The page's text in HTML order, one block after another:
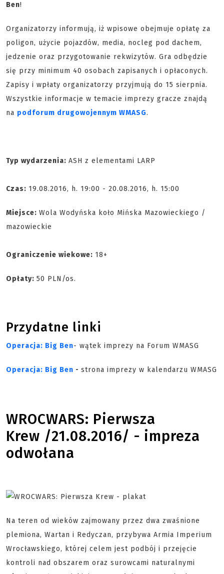
Ben!
Organizatorzy informują, iż wpisowe obejmuje opłatę za
poligon, użycie pojazdów, media, nocleg pod dachem,
jedzenie oraz przygotowanie rekwizytów. Gra odbędzie
się przy minimum 40 osobach zapisanych i opłaconych.
Zapisy i wpłaty organizatorzy przyjmują do 15 sierpnia.
Wszystkie informacje w temacie imprezy gracze znajdą
na podforum drugowojennym WMASG.
Typ wydarzenia: ASH z elementami LARP
Czas: 19.08.2016, h. 19:00 - 20.08.2016, h. 15:00
Miejsce: Wola Wodyńska koło Mińska Mazowieckiego /
mazowieckie
Ograniczenie wiekowe: 18+
Opłaty: 50 PLN/os.
Przydatne linki
Operacja: Big Ben- wątek imprezy na Forum WMASG
Operacja: Big Ben - strona imprezy w kalendarzu WMASG
WROCWARS: Pierwsza
Krew /21.08.2016/ - impreza
odwołana
Na teren od wieków zajmowany przez dwa zwaśnione
plemiona, Wartan i Redyczan, przybywa Armia Imperium
Wrocławskiego, której celem jest podbój i przejęcie
kontroli nad obszarem oraz surowcami naturalnymi